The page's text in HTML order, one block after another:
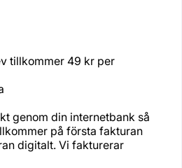
tillkommer 49 kr per
genom din internetbank så
på första fakturan
digitalt. Vi fakturerar